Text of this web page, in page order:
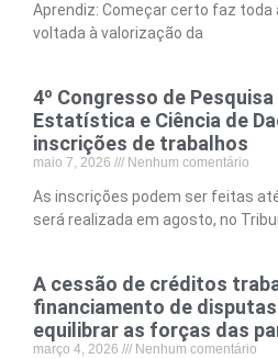
Aprendiz: Começar certo faz toda
voltada à valorização da
4º Congresso de
Estatística e Ciência de
inscrições de trabalhos
maio 7, 2026 Nenhum comentário
As inscrições podem ser feitas
será realizada em agosto, no
A cessão de créditos
financiamento de
equilibrar as forças das
março 4, 2026 Nenhum comentário